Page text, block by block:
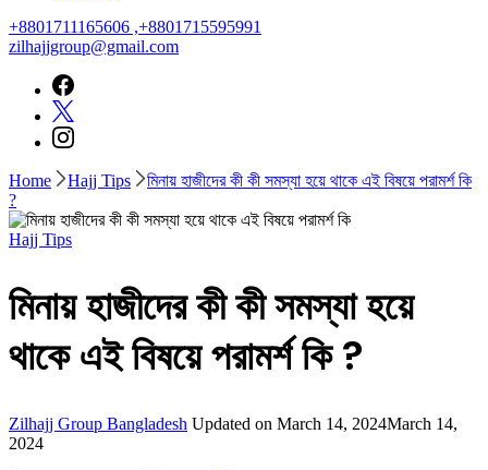
+8801711165606 ,+8801715595991
zilhajjgroup@gmail.com
Home Hajj Tips
মিনায় হাজীদের কী কী সমস্যা হয়ে থাকে এই বিষয়ে পরামর্শ কি
?
Hajj Tips
মিনায় হাজীদের কী কী সমস্যা হয়ে
থাকে এই বিষয়ে পরামর্শ কি ?
Zilhajj Group Bangladesh Updated on March 14, 2024March 14,
2024